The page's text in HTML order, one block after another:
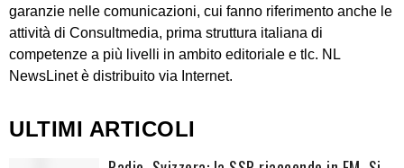
garanzie nelle comunicazioni, cui fanno riferimento anche le
attività di Consultmedia, prima struttura italiana di
competenze a più livelli in ambito editoriale e tlc. NL
NewsLinet è distribuito via Internet.
ULTIMI ARTICOLI